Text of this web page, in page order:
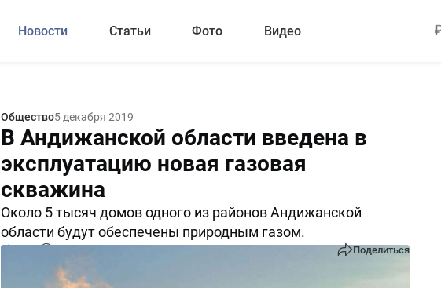
Новости Статьи Фото Видео
Общество5 декабря 2019
В Андижанской области введена в
эксплуатацию новая газовая
скважина
Около 5 тысяч домов одного из районов Андижанской
области будут обеспечены природным газом.
Поделиться